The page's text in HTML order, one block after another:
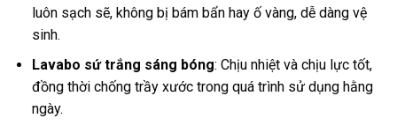
luôn sạch sẽ, không bị bám bẩn hay ố vàng, dễ dàng vệ
sinh.
Lavabo sứ trắng sáng bóng: Chịu nhiệt và chịu lực tốt,
đồng thời chống trầy xước trong quá trình sử dụng hằng
ngày.